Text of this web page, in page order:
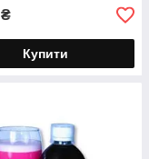
₴
Купити